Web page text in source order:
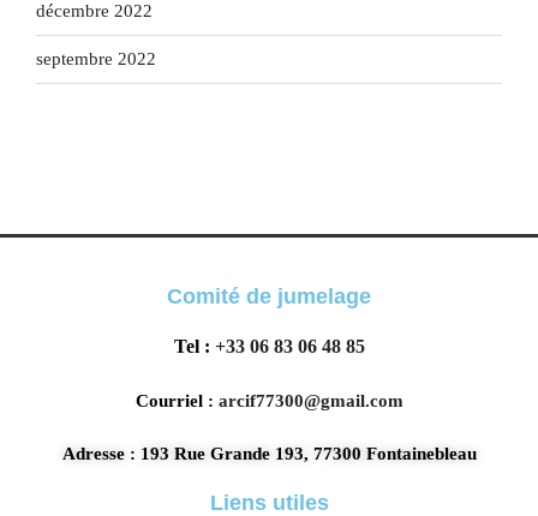
décembre 2022
septembre 2022
Comité de jumelage
Tel : +33 06 83 06 48 85
Courriel : arcif77300@gmail.com
Adresse : 193 Rue Grande 193, 77300 Fontainebleau
Liens utiles